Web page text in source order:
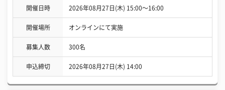
開催日時 2026年08月27日(木) 15:00〜16:00
開催場所 オンラインにて実施
募集人数 300名
申込締切 2026年08月27日(木) 14:00